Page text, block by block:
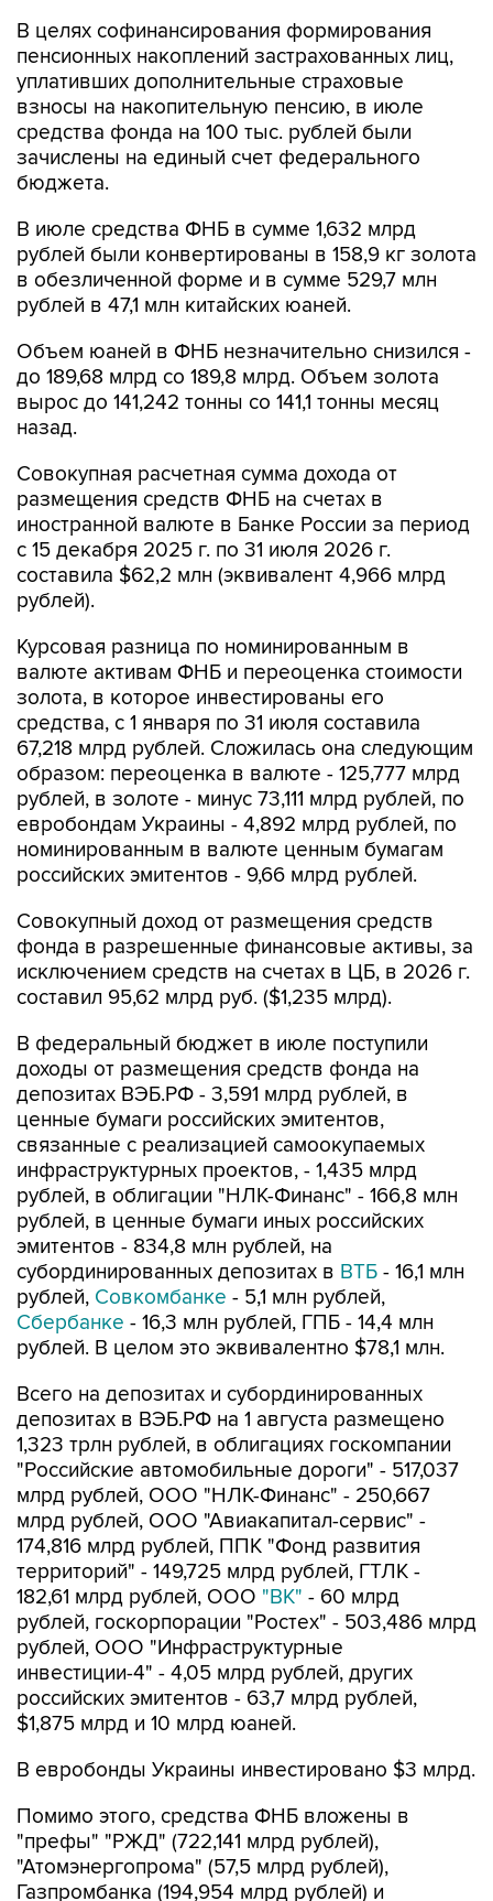
В целях софинансирования формирования
пенсионных накоплений застрахованных лиц,
уплативших дополнительные страховые
взносы на накопительную пенсию, в июле
средства фонда на 100 тыс. рублей были
зачислены на единый счет федерального
бюджета.
В июле средства ФНБ в сумме 1,632 млрд
рублей были конвертированы в 158,9 кг золота
в обезличенной форме и в сумме 529,7 млн
рублей в 47,1 млн китайских юаней.
Объем юаней в ФНБ незначительно снизился -
до 189,68 млрд со 189,8 млрд. Объем золота
вырос до 141,242 тонны со 141,1 тонны месяц
назад.
Совокупная расчетная сумма дохода от
размещения средств ФНБ на счетах в
иностранной валюте в Банке России за период
с 15 декабря 2025 г. по 31 июля 2026 г.
составила $62,2 млн (эквивалент 4,966 млрд
рублей).
Курсовая разница по номинированным в
валюте активам ФНБ и переоценка стоимости
золота, в которое инвестированы его
средства, с 1 января по 31 июля составила
67,218 млрд рублей. Сложилась она следующим
образом: переоценка в валюте - 125,777 млрд
рублей, в золоте - минус 73,111 млрд рублей, по
евробондам Украины - 4,892 млрд рублей, по
номинированным в валюте ценным бумагам
российских эмитентов - 9,66 млрд рублей.
Совокупный доход от размещения средств
фонда в разрешенные финансовые активы, за
исключением средств на счетах в ЦБ, в 2026 г.
составил 95,62 млрд руб. ($1,235 млрд).
В федеральный бюджет в июле поступили
доходы от размещения средств фонда на
депозитах ВЭБ.РФ - 3,591 млрд рублей, в
ценные бумаги российских эмитентов,
связанные с реализацией самоокупаемых
инфраструктурных проектов, - 1,435 млрд
рублей, в облигации "НЛК-Финанс" - 166,8 млн
рублей, в ценные бумаги иных российских
эмитентов - 834,8 млн рублей, на
субординированных депозитах в ВТБ - 16,1 млн
рублей, Совкомбанке - 5,1 млн рублей,
Сбербанке - 16,3 млн рублей, ГПБ - 14,4 млн
рублей. В целом это эквивалентно $78,1 млн.
Всего на депозитах и субординированных
депозитах в ВЭБ.РФ на 1 августа размещено
1,323 трлн рублей, в облигациях госкомпании
"Российские автомобильные дороги" - 517,037
млрд рублей, ООО "НЛК-Финанс" - 250,667
млрд рублей, ООО "Авиакапитал-сервис" -
174,816 млрд рублей, ППК "Фонд развития
территорий" - 149,725 млрд рублей, ГТЛК -
182,61 млрд рублей, ООО "ВК" - 60 млрд
рублей, госкорпорации "Ростех" - 503,486 млрд
рублей, ООО "Инфраструктурные
инвестиции-4" - 4,05 млрд рублей, других
российских эмитентов - 63,7 млрд рублей,
$1,875 млрд и 10 млрд юаней.
В евробонды Украины инвестировано $3 млрд.
Помимо этого, средства ФНБ вложены в
"префы" "РЖД" (722,141 млрд рублей),
"Атомэнергопрома" (57,5 млрд рублей),
Газпромбанка (194,954 млрд рублей) и